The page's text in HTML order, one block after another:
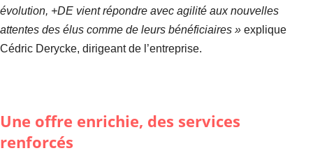
évolution, +DE vient répondre avec agilité aux nouvelles
attentes des élus comme de leurs bénéficiaires » explique
Cédric Derycke, dirigeant de l’entreprise.
Une offre enrichie, des services
renforcés